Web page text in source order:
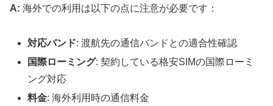
A: 海外での利用は以下の点に注意が必要です：
対応バンド: 渡航先の通信バンドとの適合性確認
国際ローミング: 契約している格安SIMの国際ローミ
ング対応
料金: 海外利用時の通信料金